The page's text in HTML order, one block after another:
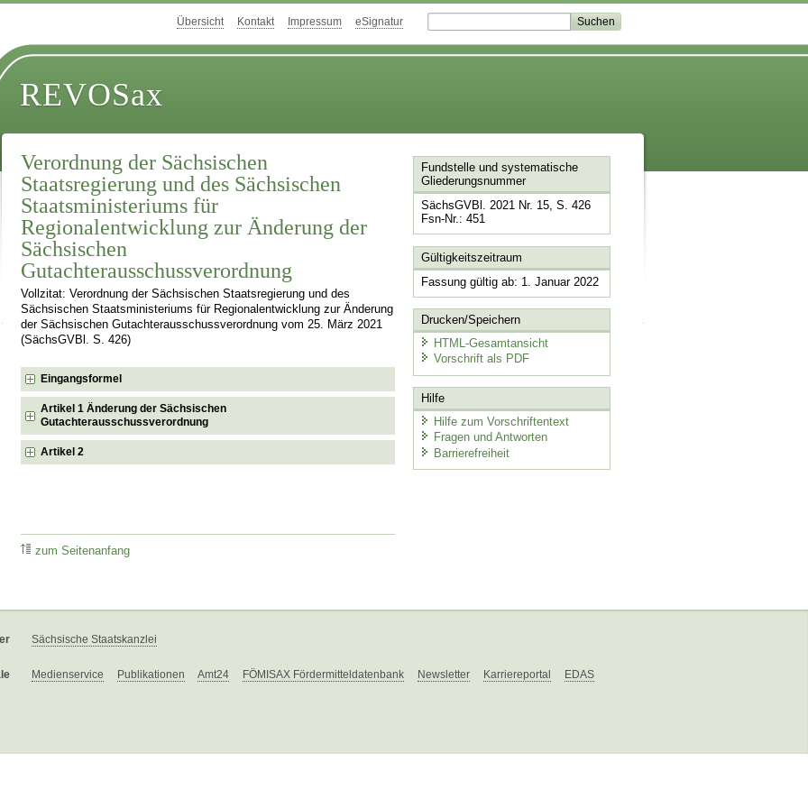
Übersicht Kontakt Impressum eSignatur
REVOSax
Verordnung der Sächsischen
Staatsregierung und des Sächsischen
Staatsministeriums für
Regionalentwicklung zur Änderung der
Sächsischen
Gutachterausschussverordnung
Vollzitat: Verordnung der Sächsischen Staatsregierung und des
Sächsischen Staatsministeriums für Regionalentwicklung zur Änderung
der Sächsischen Gutachterausschussverordnung vom 25. März 2021
(SächsGVBl. S. 426)
Eingangsformel
Artikel 1 Änderung der Sächsischen
Gutachterausschussverordnung
Artikel 2
zum Seitenanfang
Fundstelle und systematische
Gliederungsnummer
SächsGVBl. 2021 Nr. 15, S. 426
Fsn-Nr.: 451
Gültigkeitszeitraum
Fassung gültig ab: 1. Januar 2022
Drucken/Speichern
HTML-Gesamtansicht
Vorschrift als PDF
Hilfe
Hilfe zum Vorschriftentext
Fragen und Antworten
Barrierefreiheit
Sächsische Staatskanzlei
Medienservice Publikationen Amt24 FÖMISAX Fördermitteldatenbank Newsletter Karriereportal EDAS